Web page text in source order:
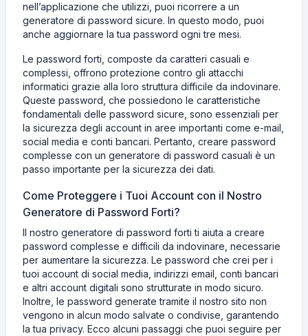
nell’applicazione che utilizzi, puoi ricorrere a un
generatore di password sicure. In questo modo, puoi
anche aggiornare la tua password ogni tre mesi.
Le password forti, composte da caratteri casuali e
complessi, offrono protezione contro gli attacchi
informatici grazie alla loro struttura difficile da indovinare.
Queste password, che possiedono le caratteristiche
fondamentali delle password sicure, sono essenziali per
la sicurezza degli account in aree importanti come e-mail,
social media e conti bancari. Pertanto, creare password
complesse con un generatore di password casuali è un
passo importante per la sicurezza dei dati.
Come Proteggere i Tuoi Account con il Nostro
Generatore di Password Forti?
Il nostro generatore di password forti ti aiuta a creare
password complesse e difficili da indovinare, necessarie
per aumentare la sicurezza. Le password che crei per i
tuoi account di social media, indirizzi email, conti bancari
e altri account digitali sono strutturate in modo sicuro.
Inoltre, le password generate tramite il nostro sito non
vengono in alcun modo salvate o condivise, garantendo
la tua privacy. Ecco alcuni passaggi che puoi seguire per